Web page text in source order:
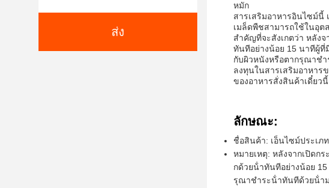
ส่ง
หมัก
สารเสริมอาหารอินไซม์นี้
เมล็ดพืชสามารถใช้ในอุต
สําคัญที่จะสังเกตว่า หลัง
ทันทีอย่างน้อย 15 นาทีผู้
กับผิวหนังหรือตากรุณาชํา
ลงทุนในสารเสริมอาหาร
ของอาหารสั่งสินค้าเดี๋ยว
ลักษณะ:
ชื่อสินค้า: เอ็นไซม์ประเภ
หมายเหตุ: หลังจากเปิดก
กด้วยน้ําทันทีอย่างน้อย
รุณาชําระน้ําทันทีด้วยน้ํา